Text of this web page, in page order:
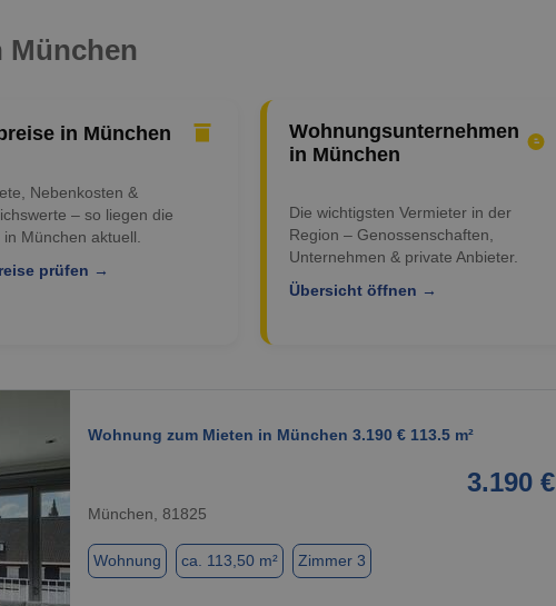
München
in München
Nebenkosten &
– so liegen die
München aktuell.
prüfen →
Wohnungsunternehmen
in München
Die wichtigsten Vermieter in der
Region – Genossenschaften,
Unternehmen & private Anbieter.
Übersicht öffnen →
Wohnung zum Mieten in München 3.190 € 113.5 m²
3.190 €
München, 81825
Wohnung ca. 113,50 m² Zimmer 3